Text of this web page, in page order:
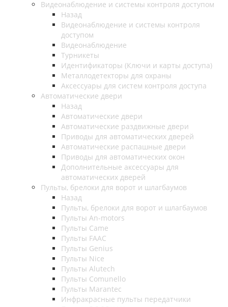
Видеонаблюдение и системы контроля доступом
Назад
Видеонаблюдение и системы контроля
доступом
Видеонаблюдение
Турникеты
Идентификаторы (Ключи и карты доступа)
Металлодетекторы для охраны
Аксессуары для систем контроля доступа
Автоматические двери
Назад
Автоматические двери
Автоматические раздвижные двери
Приводы для автоматических дверей
Автоматические распашные двери
Приводы для автоматических окон
Дополнительные аксессуары для
автоматических дверей
Пульты, брелоки для ворот и шлагбаумов
Назад
Пульты, брелоки для ворот и шлагбаумов
Пульты An-motors
Пульты Came
Пульты FAAC
Пульты Genius
Пульты Nice
Пульты Alutech
Пульты Сomunello
Пульты Marantec
Инфракрасные пульты передатчики